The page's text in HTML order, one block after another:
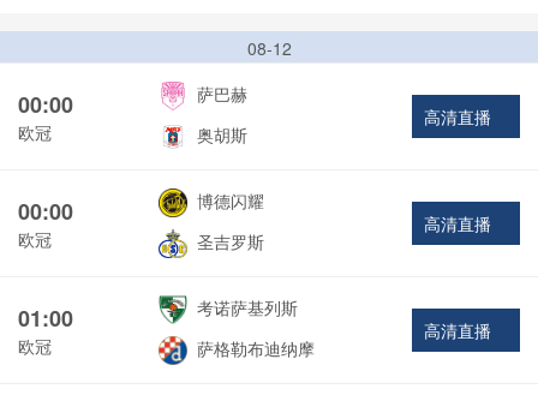
08-12
00:00
欧冠
萨巴赫
奥胡斯
高清直播
00:00
欧冠
博德闪耀
圣吉罗斯
高清直播
01:00
欧冠
考诺萨基列斯
萨格勒布迪纳摩
高清直播